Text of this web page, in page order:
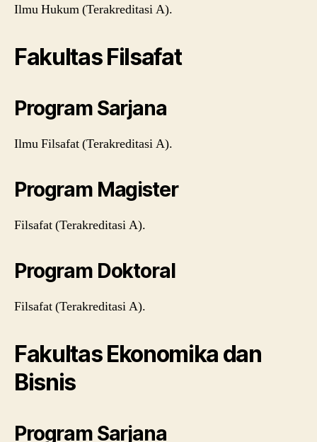
Ilmu Hukum (Terakreditasi A).
Fakultas Filsafat
Program Sarjana
Ilmu Filsafat (Terakreditasi A).
Program Magister
Filsafat (Terakreditasi A).
Program Doktoral
Filsafat (Terakreditasi A).
Fakultas Ekonomika dan
Bisnis
Program Sarjana